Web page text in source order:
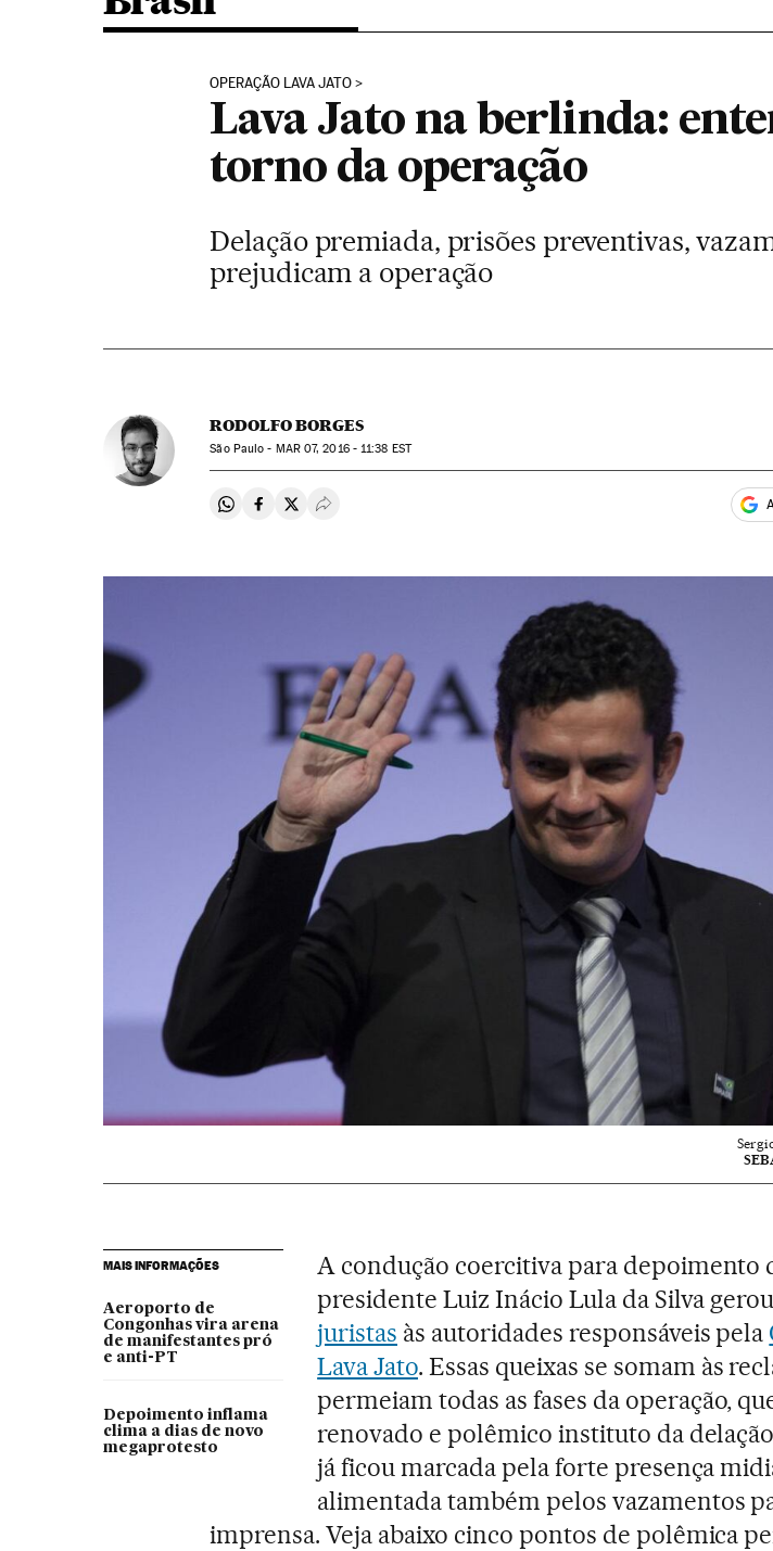
OPERAÇÃO LAVA JATO
Lava Jato na berlinda:
torno da operação
Delação premiada, prisões preventivas,
prejudicam a operação
RODOLFO BORGES
São Paulo - MAR07, 2016 - 11:38 EST
Compartir en Whatsapp
Compartir en Facebook
Compartir en Twitter
Desplegar Redes Sociales
MAIS INFORMAÇÕES
Aeroporto de
Congonhas vira arena
de manifestantes pró
e anti-PT
Depoimento inflama
clima a dias de novo
megaprotesto
A condução coercitiva para depoimento
presidente Luiz Inácio Lula da Silva gerou
juristas às autoridades responsáveis pela
Lava Jato. Essas queixas se somam às
permeiam todas as fases da operação,
renovado e polêmico instituto da
já ficou marcada pela forte presença
alimentada também pelos vazamentos
imprensa. Veja abaixo cinco pontos de polêmica